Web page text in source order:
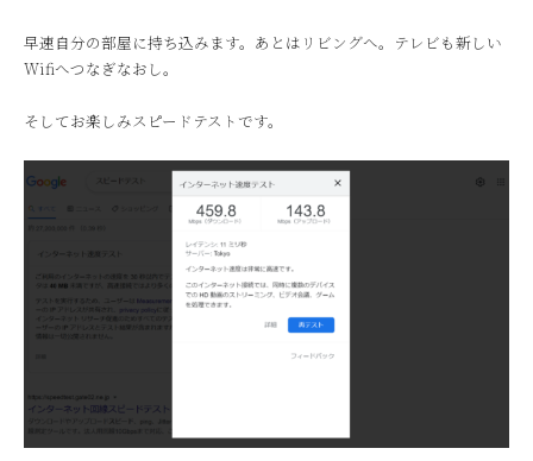
早速自分の部屋に持ち込みます。あとはリビングへ。テレビも新しい
Wifiへつなぎなおし。
そしてお楽しみスピードテストです。